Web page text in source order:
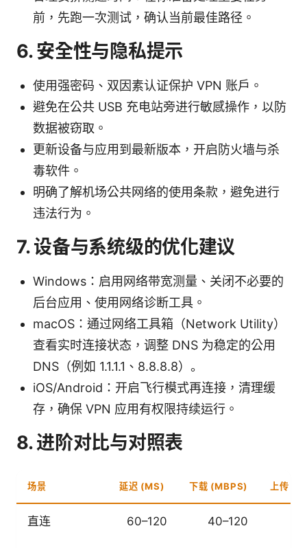
前，先跑一次测试，确认当前最佳路径。
6. 安全性与隐私提示
使用强密码、双因素认证保护 VPN 账户。
避免在公共 USB 充电站旁进行敏感操作，以防
数据被窃取。
更新设备与应用到最新版本，开启防火墙与杀
毒软件。
明确了解机场公共网络的使用条款，避免进行
违法行为。
7. 设备与系统级的优化建议
Windows：启用网络带宽测量、关闭不必要的
后台应用、使用网络诊断工具。
macOS：通过网络工具箱（Network Utility）
查看实时连接状态，调整 DNS 为稳定的公用
DNS（例如 1.1.1.1、8.8.8.8）。
iOS/Android：开启飞行模式再连接，清理缓
存，确保 VPN 应用有权限持续运行。
8. 进阶对比与对照表
场景 延迟 (MS) 下载 (MBPS) 上传
直连 60–120 40–120